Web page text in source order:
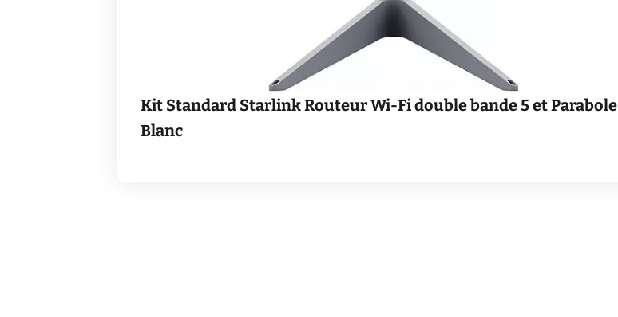
Kit Standard Starlink Routeur Wi-Fi double bande 5 et Parabole
Blanc